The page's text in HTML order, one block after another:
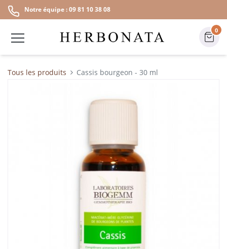
Notre équipe : 09 81 10 38 08
0
Tous les produits Cassis bourgeon - 30 ml